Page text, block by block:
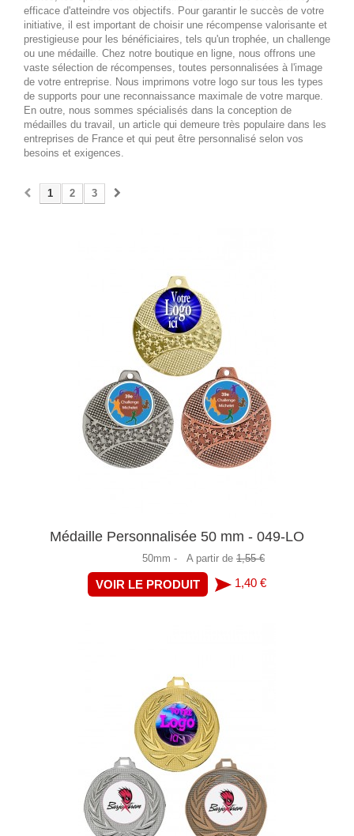
efficace d'atteindre vos objectifs. Pour garantir le succès de votre
initiative, il est important de choisir une récompense valorisante et
prestigieuse pour les bénéficiaires, tels qu'un trophée, un challenge
ou une médaille. Chez notre boutique en ligne, nous offrons une
vaste sélection de récompenses, toutes personnalisées à l'image
de votre entreprise. Nous imprimons votre logo sur tous les types
de supports pour une reconnaissance maximale de votre marque.
En outre, nous sommes spécialisés dans la conception de
médailles du travail, un article qui demeure très populaire dans les
entreprises de France et qui peut être personnalisé selon vos
besoins et exigences.
1 2 3
Médaille Personnalisée 50 mm - 049-LO
50mm - A partir de 1,55 €
VOIR LE PRODUIT 1,40 €